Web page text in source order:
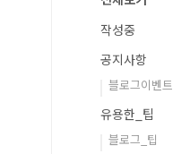
작성중
공지사항
블로그이벤트
유용한_팁
블로그_팁